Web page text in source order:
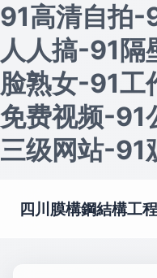
91高清自拍-
人人搞-91隔
脸熟女-91工
免费视频-91
三级网站-91
四川膜構鋼結構工